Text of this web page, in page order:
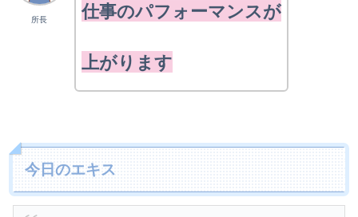
所長 仕事のパフォーマンスが
上がります
今日のエキス